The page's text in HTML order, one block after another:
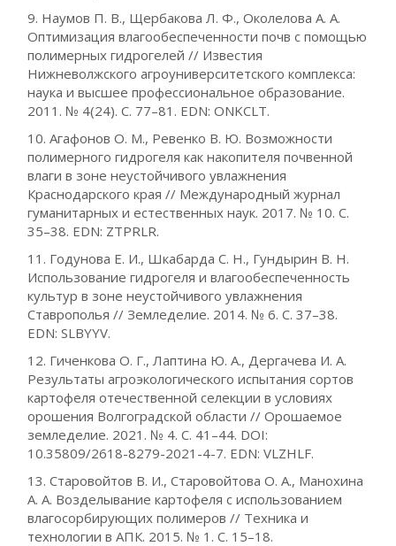
9. Наумов П. В., Щербакова Л. Ф., Околелова А. А.
Оптимизация влагообеспеченности почв с помощью
полимерных гидрогелей // Известия
Нижневолжского агроуниверситетского комплекса:
наука и высшее профессиональное образование.
2011. № 4(24). С. 77–81. EDN: ONKCLT.
10. Агафонов О. М., Ревенко В. Ю. Возможности
полимерного гидрогеля как накопителя почвенной
влаги в зоне неустойчивого увлажнения
Краснодарского края // Международный журнал
гуманитарных и естественных наук. 2017. № 10. С.
35–38. EDN: ZTPRLR.
11. Годунова Е. И., Шкабарда С. Н., Гундырин В. Н.
Использование гидрогеля и влагообеспеченность
культур в зоне неустойчивого увлажнения
Ставрополья // Земледелие. 2014. № 6. С. 37–38.
EDN: SLBYYV.
12. Гиченкова О. Г., Лаптина Ю. А., Дергачева И. А.
Результаты агроэкологического испытания сортов
картофеля отечественной селекции в условиях
орошения Волгоградской области // Орошаемое
земледелие. 2021. № 4. С. 41–44. DOI:
10.35809/2618-8279-2021-4-7. EDN: VLZHLF.
13. Старовойтов В. И., Старовойтова О. А., Манохина
А. А. Возделывание картофеля с использованием
влагосорбирующих полимеров // Техника и
технологии в АПК. 2015. № 1. С. 15–18.